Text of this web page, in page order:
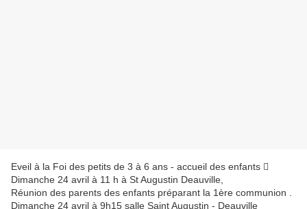
Eveil à la Foi des petits de 3 à 6 ans - accueil des enfants 
Dimanche 24 avril à 11 h à St Augustin Deauville,
Réunion des parents des enfants préparant la 1ère communion .
Dimanche 24 avril à 9h15 salle Saint Augustin - Deauville